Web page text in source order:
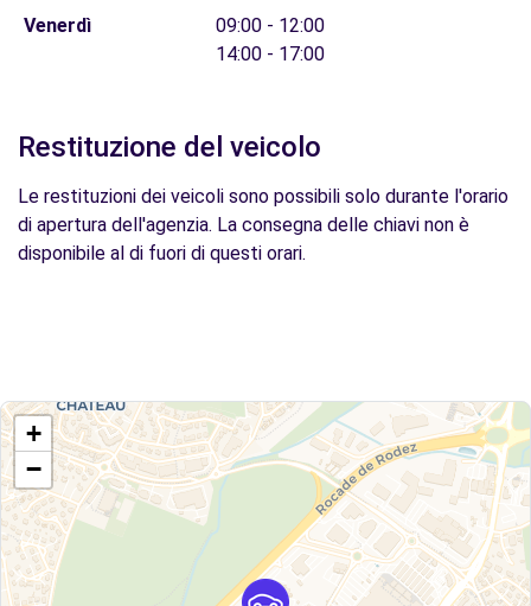
Venerdì
09:00 - 12:00
14:00 - 17:00
Restituzione del veicolo
Le restituzioni dei veicoli sono possibili solo durante l'orario
di apertura dell'agenzia. La consegna delle chiavi non è
disponibile al di fuori di questi orari.
+
−